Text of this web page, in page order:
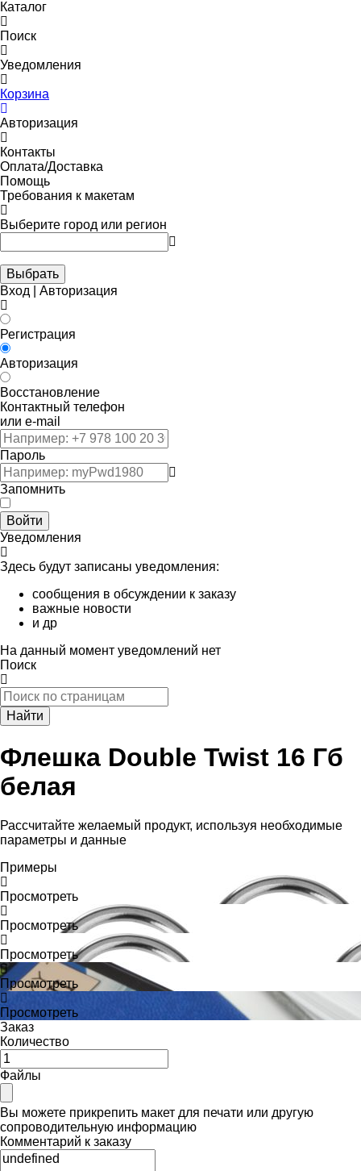
Каталог
Поиск
Уведомления
Корзина
Авторизация
Контакты
Оплата/Доставка
Помощь
Требования к макетам
Выберите город или регион
Выбрать
Вход | Авторизация
Регистрация
Авторизация
Восстановление
Контактный телефон
или e-mail
Пароль
Запомнить
Войти
Уведомления
Здесь будут записаны уведомления:
сообщения в обсуждении к заказу
важные новости
и др
На данный момент уведомлений нет
Поиск
Найти
Флешка Double Twist 16 Гб
белая
Рассчитайте желаемый продукт, используя необходимые
параметры и данные
Примеры
Просмотреть
Просмотреть
Просмотреть
Просмотреть
Просмотреть
Заказ
Количество
Файлы
Вы можете прикрепить макет для печати или другую
сопроводительную информацию
Комментарий к заказу